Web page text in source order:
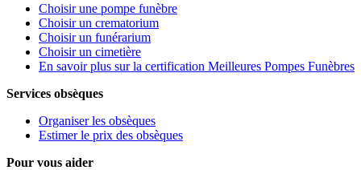
Choisir une pompe funèbre
Choisir un crematorium
Choisir un funérarium
Choisir un cimetière
En savoir plus sur la certification Meilleures Pompes Funèbres
Services obsèques
Organiser les obsèques
Estimer le prix des obsèques
Pour vous aider